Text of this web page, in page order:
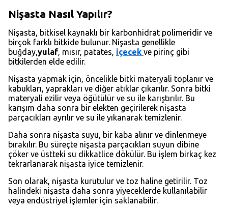
Nişasta Nasıl Yapılır?
Nişasta, bitkisel kaynaklı bir karbonhidrat polimeridir ve
birçok farklı bitkide bulunur. Nişasta genellikle
buğday,yulaf, mısır, patates, içecek ve pirinç gibi
bitkilerden elde edilir.
Nişasta yapmak için, öncelikle bitki materyali toplanır ve
kabukları, yaprakları ve diğer atıklar çıkarılır. Sonra bitki
materyali ezilir veya öğütülür ve su ile karıştırılır. Bu
karışım daha sonra bir elekten geçirilerek nişasta
parçacıkları ayrılır ve su ile yıkanarak temizlenir.
Daha sonra nişasta suyu, bir kaba alınır ve dinlenmeye
bırakılır. Bu süreçte nişasta parçacıkları suyun dibine
çöker ve üstteki su dikkatlice dökülür. Bu işlem birkaç kez
tekrarlanarak nişasta iyice temizlenir.
Son olarak, nişasta kurutulur ve toz haline getirilir. Toz
halindeki nişasta daha sonra yiyeceklerde kullanılabilir
veya endüstriyel işlemler için saklanabilir.